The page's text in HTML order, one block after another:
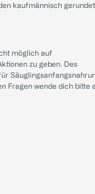
kaufmännisch
möglich auf
zu geben. Des
Fragen wende dich bitte